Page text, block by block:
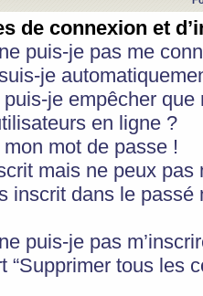
de connexion et
puis-je pas me
je
je empêcher
en ligne ?
mon mot de passe !
mais ne peux pas
inscrit dans le
puis-je pas
“Supprimer tous les